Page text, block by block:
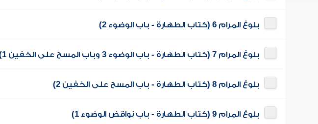
بلوغ المرام 6 (كتاب الطهارة - باب الوضوء 2)
بلوغ المرام 7 (كتاب الطهارة - باب الوضوء 3 وباب المسح على الخفين 1)
بلوغ المرام 8 (كتاب الطهارة - باب المسح على الخفين 2)
بلوغ المرام 9 (كتاب الطهارة - باب نواقض الوضوء 1)